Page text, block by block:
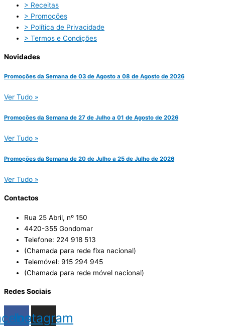
> Receitas
> Promoções
> Política de Privacidade
> Termos e Condições
Novidades
Promoções da Semana de 03 de Agosto a 08 de Agosto de 2026
Ver Tudo »
Promoções da Semana de 27 de Julho a 01 de Agosto de 2026
Ver Tudo »
Promoções da Semana de 20 de Julho a 25 de Julho de 2026
Ver Tudo »
Contactos
Rua 25 Abril, nº 150
4420-355 Gondomar
Telefone: 224 918 513
(Chamada para rede fixa nacional)
Telemóvel: 915 294 945
(Chamada para rede móvel nacional)
Redes Sociais
Instagram